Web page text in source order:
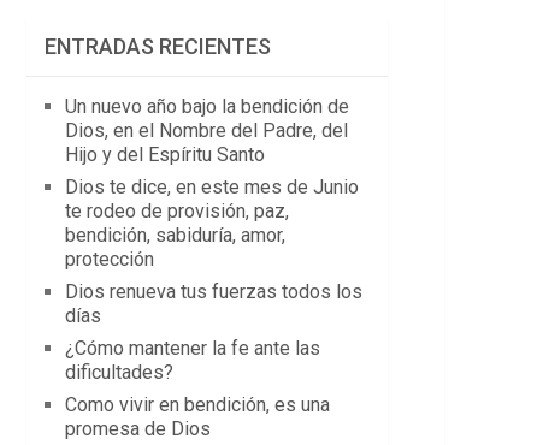
ENTRADAS RECIENTES
Un nuevo año bajo la bendición de
Dios, en el Nombre del Padre, del
Hijo y del Espíritu Santo
Dios te dice, en este mes de Junio
te rodeo de provisión, paz,
bendición, sabiduría, amor,
protección
Dios renueva tus fuerzas todos los
días
¿Cómo mantener la fe ante las
dificultades?
Como vivir en bendición, es una
promesa de Dios